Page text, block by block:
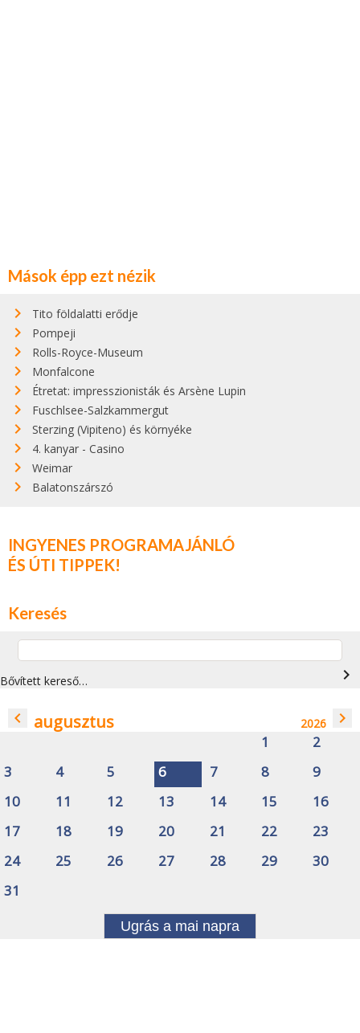
Mások épp ezt nézik
Tito földalatti erődje
Pompeji
Rolls-Royce-Museum
Monfalcone
Étretat: impresszionisták és Arsène Lupin
Fuschlsee-Salzkammergut
Sterzing (Vipiteno) és környéke
4. kanyar - Casino
Weimar
Balatonszárszó
INGYENES PROGRAMAJÁNLÓ
ÉS ÚTI TIPPEK!
Keresés
Bővített kereső… navigate_next
navigate_before augusztus 2026 navigate_next
1
2
3
4 5 6 7 8
9
10
11 12 13 14 15
16
17
18 19 20 21 22
23
24
25 26 27 28 29
30
31
Ugrás a mai napra